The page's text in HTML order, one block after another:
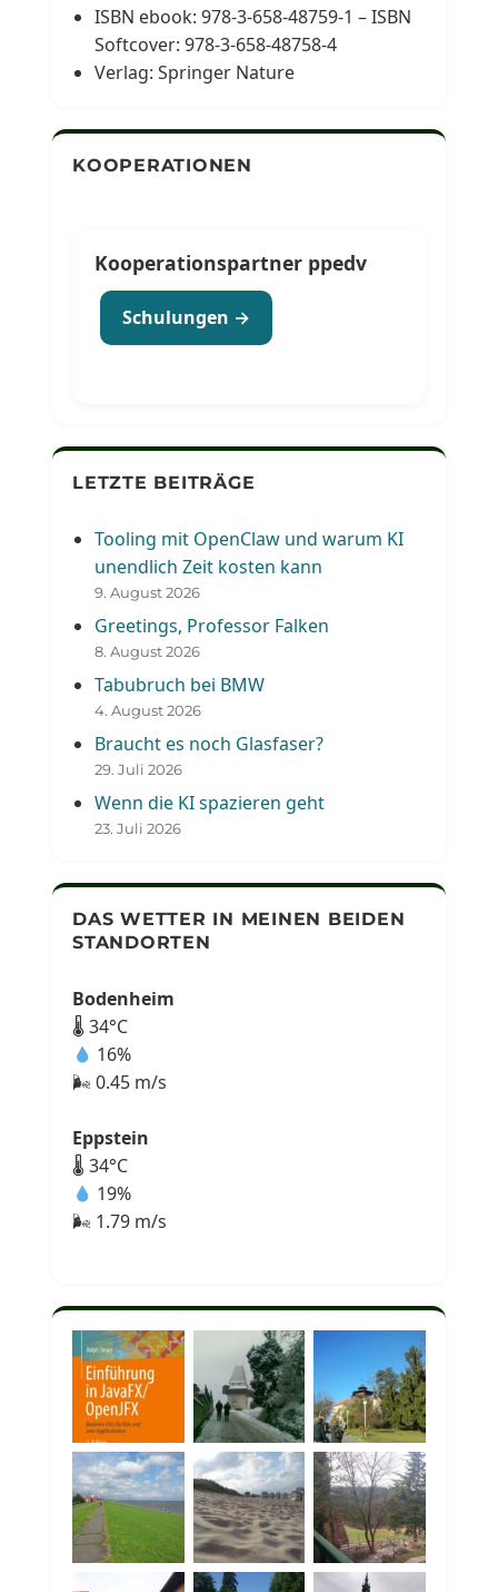
ISBN ebook: 978-3-658-48759-1 – ISBN
Softcover: 978-3-658-48758-4
Verlag: Springer Nature
KOOPERATIONEN
Kooperationspartner ppedv
Schulungen →
LETZTE BEITRÄGE
Tooling mit OpenClaw und warum KI
unendlich Zeit kosten kann
9. August 2026
Greetings, Professor Falken
8. August 2026
Tabubruch bei BMW
4. August 2026
Braucht es noch Glasfaser?
29. Juli 2026
Wenn die KI spazieren geht
23. Juli 2026
DAS WETTER IN MEINEN BEIDEN
STANDORTEN
Bodenheim
🌡 34°C
16%
🌬 0.45 m/s
Eppstein
🌡 34°C
19%
🌬 1.79 m/s